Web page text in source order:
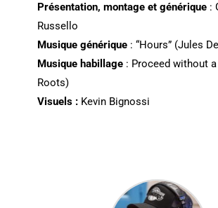
Présentation, montage et générique:
Russello
Musique générique: “Hours” (Jules
Musique habillage: Proceed without a
Roots)
Visuels :Kevin Bignossi